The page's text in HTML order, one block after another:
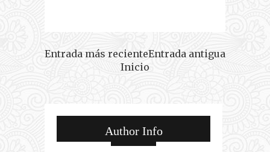
Entrada más recienteEntrada antigua
Inicio
Author Info